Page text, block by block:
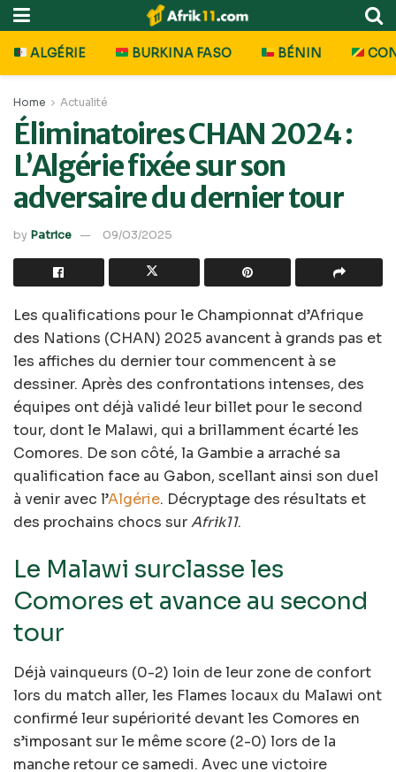
ALGÉRIE BURKINA FASO BÉNIN
Home Actualité
Éliminatoires CHAN 2024 :
L’Algérie fixée sur son
adversaire du dernier tour
by Patrice 09/03/2025
Les qualifications pour le Championnat d’Afrique
des Nations (CHAN) 2025 avancent à grands pas et
les affiches du dernier tour commencent à se
dessiner. Après des confrontations intenses, des
équipes ont déjà validé leur billet pour le second
tour, dont le Malawi, qui a brillamment écarté les
Comores. De son côté, la Gambie a arraché sa
qualification face au Gabon, scellant ainsi son duel
à venir avec l’Algérie. Décryptage des résultats et
des prochains chocs surAfrik11.
Le Malawi surclasse les
Comores et avance au second
tour
Déjà vainqueurs (0-2) loin de leur zone de confort
lors du match aller, les Flames locaux du Malawi ont
confirmé leur supériorité devant les Comores en
s’imposant sur le même score (2-0) lors de la
manche retour ce samedi. Avec une victoire